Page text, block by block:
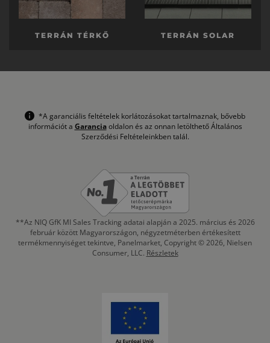
TERRÁN TÉRKŐ TERRÁN SOLAR
*A garanciális feltételek korlátozásokat tartalmaznak, bővebb
információt a Garanciaoldalon és az onnan letölthető Általános
Szerződési Feltételeinkben talál.
**Az NIQ GfK MI Sales Tracking adatai alapján a 2025. március és 2026
február között Magyarországon, négyzetméterben értékesített
termékmennyiséget tekintve, Panelmarket, Copyright © 2026, Nielsen
Consumer, LLC. Részletek